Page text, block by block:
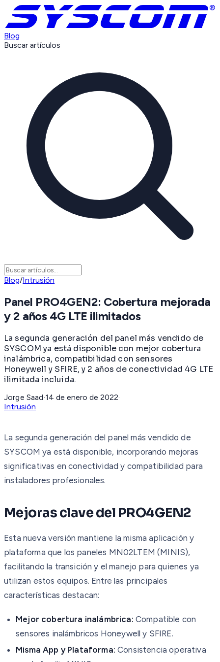
Blog
Buscar artículos
Blog/Intrusión
Panel PRO4GEN2: Cobertura mejorada
y 2 años 4G LTE ilimitados
La segunda generación del panel más vendido de
SYSCOM ya está disponible con mejor cobertura
inalámbrica, compatibilidad con sensores
Honeywell y SFIRE, y 2 años de conectividad 4G LTE
ilimitada incluida.
Jorge Saad·14 de enero de 2022·
Intrusión
La segunda generación del panel más vendido de
SYSCOM ya está disponible, incorporando mejoras
significativas en conectividad y compatibilidad para
instaladores profesionales.
Mejoras clave del PRO4GEN2
Esta nueva versión mantiene la misma aplicación y
plataforma que los paneles MN02LTEM (MINIS),
facilitando la transición y el manejo para quienes ya
utilizan estos equipos. Entre las principales
características destacan:
Mejor cobertura inalámbrica: Compatible con
sensores inalámbricos Honeywell y SFIRE.
Misma App y Plataforma: Consistencia operativa